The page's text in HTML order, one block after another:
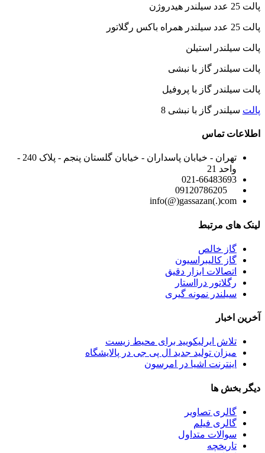
پالت 25 عدد سیلندر هیدروژن
پالت 25 عدد سیلندر همراه باکس رگلاتور
پالت سیلندر استیلن
پالت سیلندر گاز با نبشی
پالت سیلندر گاز با پروفیل
پالت سیلندر گاز با نبشی 8
اطلاعات تماس
تهران - خیابان پاسداران - خیابان گلستان پنجم - پلاک 240 -
واحد 21
021-66483693
info(@)gassazan(.)com
لینک های مرتبط
گاز خالص
گاز کالیبراسیون
اتصالات ابزار دقیق
رگلاتور درااستار
سیلندر نمونه گیری
آخرین اخبار
تلاش ایرلیکویید برای محیط زیست
میزان تولید جدید ال پی جی در پالایشگاه
اینترنت اشیا در امرسون
دیگر بخش ها
گالری تصاویر
گالری فیلم
سوالات متداول
تاریخچه